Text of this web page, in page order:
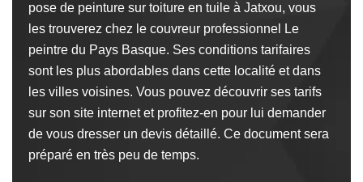
pose de peinture sur toiture en tuile à Jatxou, vous
les trouverez chez le couvreur professionnel Le
peintre du Pays Basque. Ses conditions tarifaires
sont les plus abordables dans cette localité et dans
les villes voisines. Vous pouvez découvrir ses tarifs
sur son site internet et profitez-en pour lui demander
de vous dresser un devis détaillé. Ce document sera
préparé en très peu de temps.